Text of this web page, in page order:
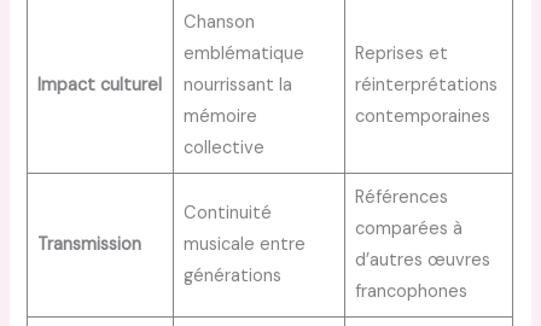
Impact culturel
Chanson
emblématique
nourrissant la
mémoire
collective
Reprises et
réinterprétations
contemporaines
Transmission
Continuité
musicale entre
générations
Références
comparées à
d’autres œuvres
francophones